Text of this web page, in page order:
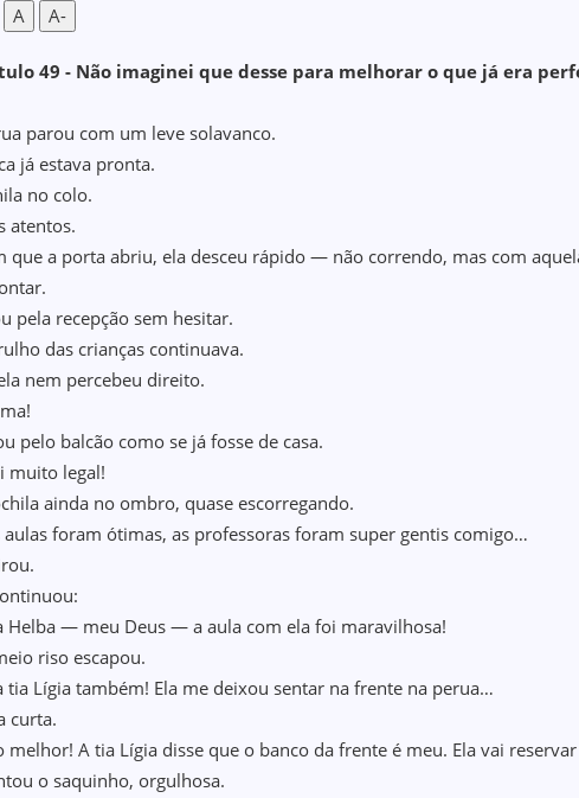
A A-
49 - Não imaginei que desse para melhorar o que já era
parou com um leve solavanco.
já estava pronta.
no colo.
atentos.
que a porta abriu, ela desceu rápido — não correndo, mas com
pela recepção sem hesitar.
das crianças continuava.
nem percebeu direito.
pelo balcão como se já fosse de casa.
muito legal!
ainda no ombro, quase escorregando.
foram ótimas, as professoras foram super gentis comigo…
Helba — meu Deus — a aula com ela foi maravilhosa!
riso escapou.
tia Lígia também! Ela me deixou sentar na frente na perua…
curta.
melhor! A tia Lígia disse que o banco da frente é meu. Ela vai
o saquinho, orgulhosa.